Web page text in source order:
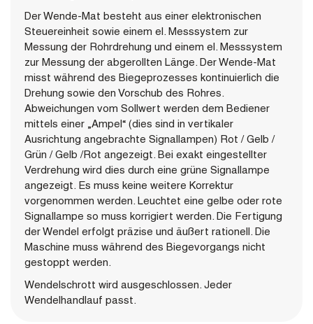
Der Wende-Mat besteht aus einer elektronischen
Steuereinheit sowie einem el. Messsystem zur
Messung der Rohrdrehung und einem el. Messsystem
zur Messung der abgerollten Länge. Der Wende-Mat
misst während des Biegeprozesses kontinuierlich die
Drehung sowie den Vorschub des Rohres.
Abweichungen vom Sollwert werden dem Bediener
mittels einer „Ampel“ (dies sind in vertikaler
Ausrichtung angebrachte Signallampen) Rot / Gelb /
Grün / Gelb /Rot angezeigt. Bei exakt eingestellter
Verdrehung wird dies durch eine grüne Signallampe
angezeigt. Es muss keine weitere Korrektur
vorgenommen werden. Leuchtet eine gelbe oder rote
Signallampe so muss korrigiert werden. Die Fertigung
der Wendel erfolgt präzise und äußert rationell. Die
Maschine muss während des Biegevorgangs nicht
gestoppt werden.
Wendelschrott wird ausgeschlossen. Jeder
Wendelhandlauf passt.